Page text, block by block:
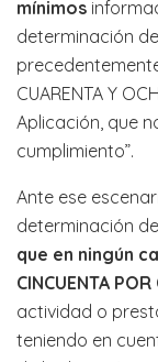
mínimos
determinación
CUARENTA Y
Aplicación, que
cumplimiento”.
Ante ese
determinación
que en ningún
CINCUENTA
actividad o
teniendo en